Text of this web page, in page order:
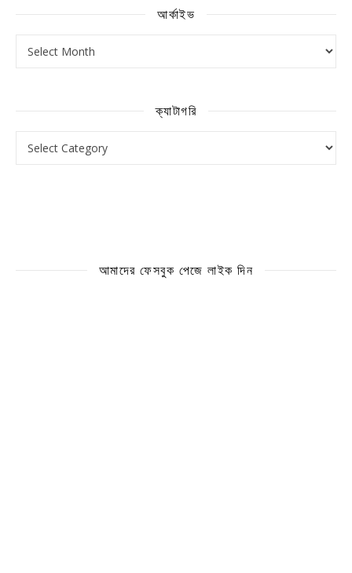
আর্কাইভ
ক্যাটাগরি
আমাদের ফেসবুক পেজে লাইক দিন